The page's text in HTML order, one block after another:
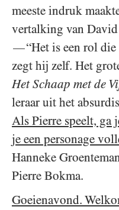
meeste indruk
vertalking van
—“Het is een rol
zegt hij zelf. Het
Het Schaap met de
leraar uit het
Als Pierre speelt,
je een personage
Hanneke
Pierre Bokma.
Goeienavond.